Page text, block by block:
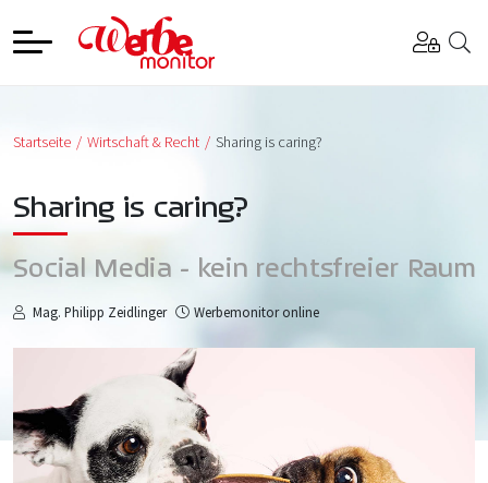
Startseite Wirtschaft & Recht Sharing is caring?
Sharing is caring?
Social Media - kein rechtsfreier Raum
Mag. Philipp Zeidlinger Werbemonitor online